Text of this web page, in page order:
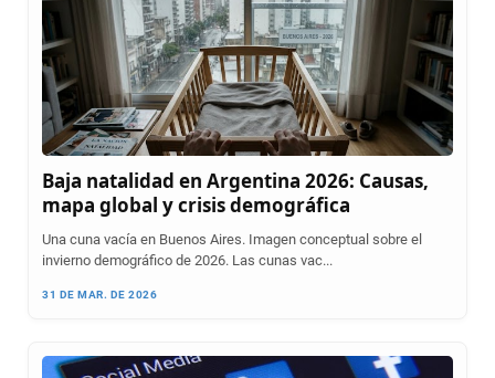
Baja natalidad en Argentina 2026: Causas,
mapa global y crisis demográfica
Una cuna vacía en Buenos Aires. Imagen conceptual sobre el
invierno demográfico de 2026. Las cunas vac...
31 DE MAR. DE 2026